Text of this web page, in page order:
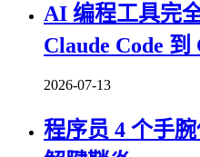
AI 编程工具完
Claude Code
2026-07-13
程序员 4 个手